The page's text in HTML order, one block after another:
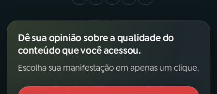
Dê sua opinião sobre a qualidade do
conteúdo que você acessou.
Escolha sua manifestação em apenas um clique.